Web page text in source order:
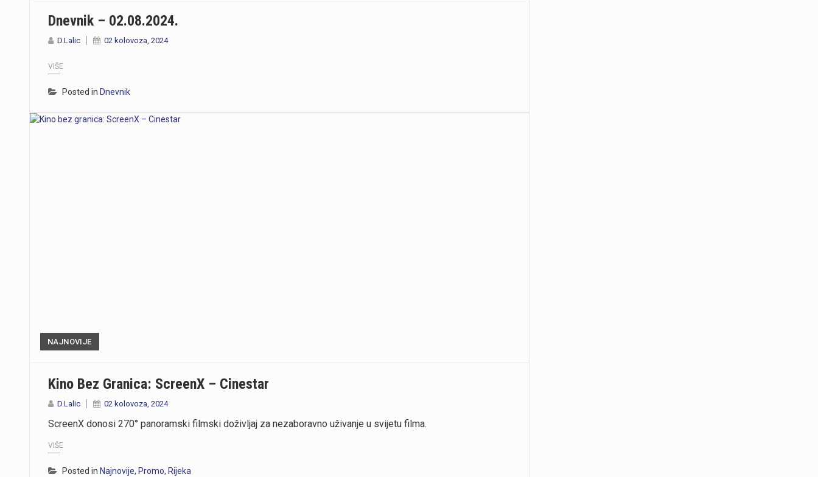
Dnevnik – 02.08.2024.
D.Lalic 02 kolovoza, 2024
VIŠE
Posted in Dnevnik
NAJNOVIJE
Kino Bez Granica: ScreenX – Cinestar
D.Lalic 02 kolovoza, 2024
ScreenX donosi 270° panoramski filmski doživljaj za nezaboravno uživanje u svijetu filma.
VIŠE
Posted in Najnovije, Promo, Rijeka